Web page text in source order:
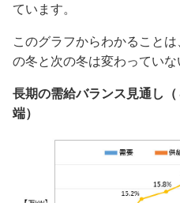
ています。
このグラフからわかること
の冬と次の冬は変わっていな
長期の需給バランス見通し
端）